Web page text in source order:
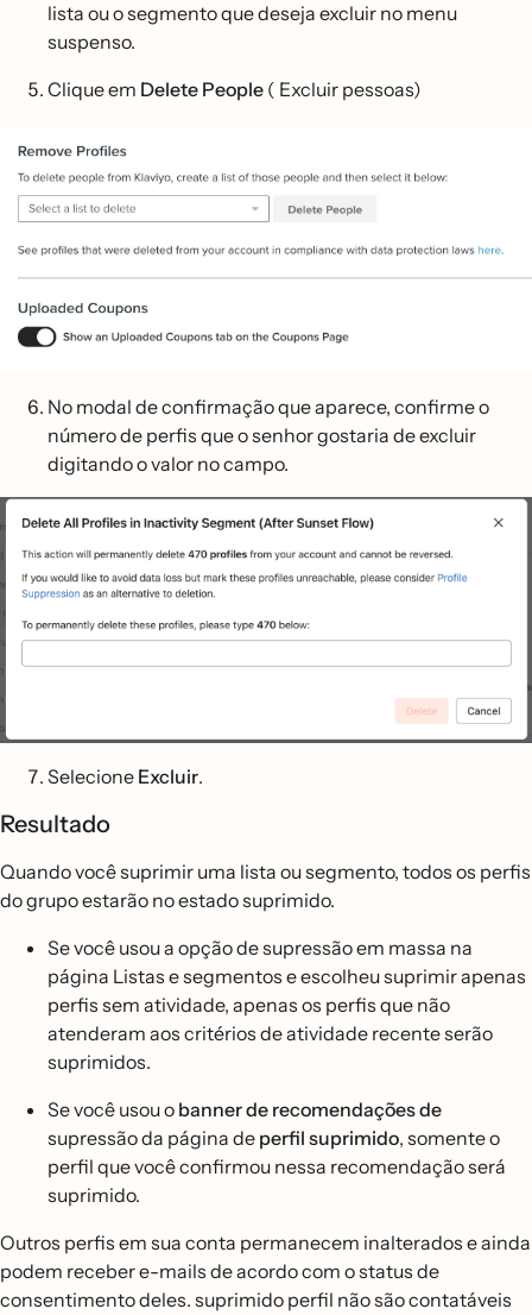
lista ou o segmento que deseja excluir no menu
suspenso.
Clique em Delete People ( Excluir pessoas)
No modal de confirmação que aparece, confirme o
número de perfis que o senhor gostaria de excluir
digitando o valor no campo.
Selecione Excluir.
Resultado
Quando você suprimir uma lista ou segmento, todos os perfis
do grupo estarão no estado suprimido.
Se você usou a opção de supressão em massa na
página Listas e segmentos e escolheu suprimir apenas
perfis sem atividade, apenas os perfis que não
atenderam aos critérios de atividade recente serão
suprimidos.
Se você usou o banner de recomendações de
supressão da página de perfil suprimido, somente o
perfil que você confirmou nessa recomendação será
suprimido.
Outros perfis em sua conta permanecem inalterados e ainda
podem receber e-mails de acordo com o status de
consentimento deles. suprimido perfil não são contatáveis